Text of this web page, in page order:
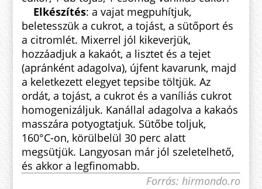
Elkészítés: a vajat megpuhítjuk,
beletesszük a cukrot, a tojást, a sütőport és
a citromlét. Mixerrel jól kikeverjük,
hozzáadjuk a kakaót, a lisztet és a tejet
(apránként adagolva), újfent kavarunk, majd
a keletkezett elegyet tepsibe töltjük. Az
ordát, a tojást, a cukrot és a vaníliás cukrot
homogenizáljuk. Kanállal adagolva a kakaós
masszára potyogtatjuk. Sütőbe toljuk,
160°C-on, körülbelül 30 perc alatt
megsütjük. Langyosan már jól szeletelhető,
és akkor a legfinomabb.
Forrás: hirmondo.ro